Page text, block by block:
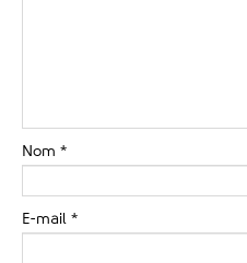
Nom *
E-mail *